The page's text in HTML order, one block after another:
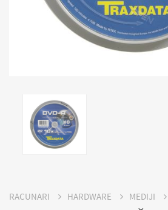
RACUNARI HARDWARE MEDIJI